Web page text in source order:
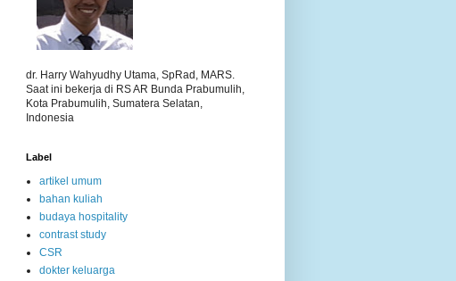
dr. Harry Wahyudhy Utama, SpRad, MARS.
Saat ini bekerja di RS AR Bunda Prabumulih,
Kota Prabumulih, Sumatera Selatan,
Indonesia
Label
artikel umum
bahan kuliah
budaya hospitality
contrast study
CSR
dokter keluarga